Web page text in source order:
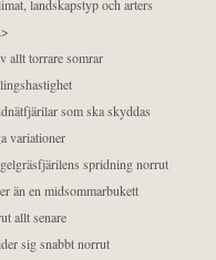
landskapstyp och arters
allt torrare somrar
som ska skyddas
variationer
spridning norrut
än en midsommarbukett
allt senare
sig snabbt norrut